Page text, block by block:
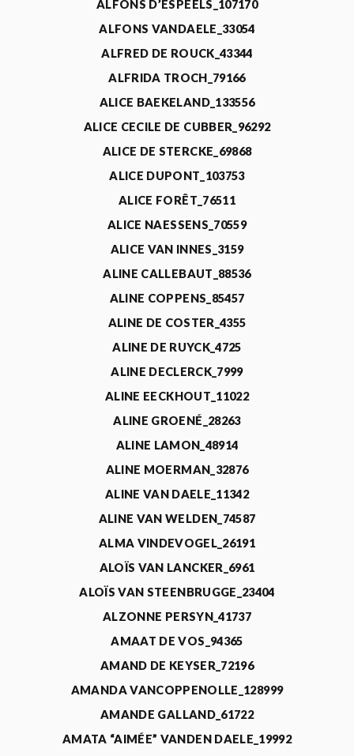
ALFONS D’ESPEELS_107170
ALFONS VANDAELE_33054
ALFRED DE ROUCK_43344
ALFRIDA TROCH_79166
ALICE BAEKELAND_133556
ALICE CECILE DE CUBBER_96292
ALICE DE STERCKE_69868
ALICE DUPONT_103753
ALICE FORÊT_76511
ALICE NAESSENS_70559
ALICE VAN INNES_3159
ALINE CALLEBAUT_88536
ALINE COPPENS_85457
ALINE DE COSTER_4355
ALINE DE RUYCK_4725
ALINE DECLERCK_7999
ALINE EECKHOUT_11022
ALINE GROENÉ_28263
ALINE LAMON_48914
ALINE MOERMAN_32876
ALINE VAN DAELE_11342
ALINE VAN WELDEN_74587
ALMA VINDEVOGEL_26191
ALOÏS VAN LANCKER_6961
ALOÏS VAN STEENBRUGGE_23404
ALZONNE PERSYN_41737
AMAAT DE VOS_94365
AMAND DE KEYSER_72196
AMANDA VANCOPPENOLLE_128999
AMANDE GALLAND_61722
AMATA “AIMÉE” VANDEN DAELE_19992